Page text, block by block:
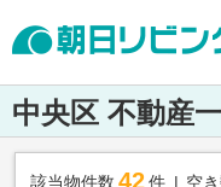
中央区 不動産
該当物件数 42件 空